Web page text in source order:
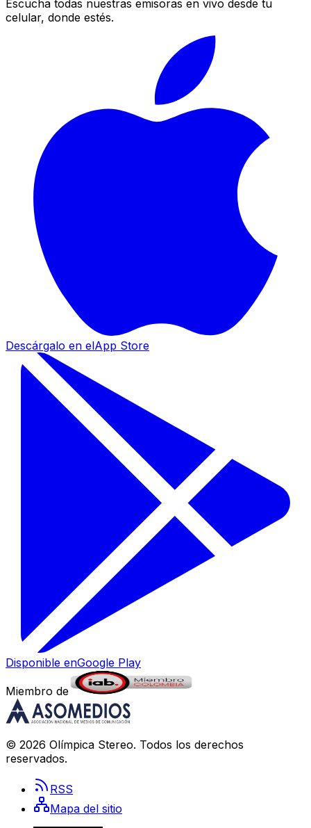
Escucha todas nuestras emisoras en vivo desde tu
celular, donde estés.
Descárgalo en elApp Store
Disponible enGoogle Play
Miembro de
© 2026 Olímpica Stereo. Todos los derechos
reservados.
RSS
Mapa del sitio